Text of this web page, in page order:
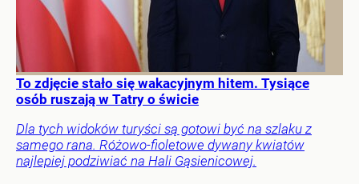
To zdjęcie stało się wakacyjnym hitem. Tysiące
osób ruszają w Tatry o świcie
Dla tych widoków turyści są gotowi być na szlaku z
samego rana. Różowo-fioletowe dywany kwiatów
najlepiej podziwiać na Hali Gąsienicowej.